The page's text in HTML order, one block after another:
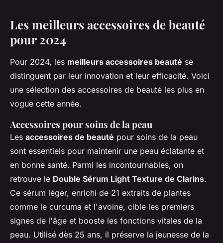
Les meilleurs accessoires de beauté
pour 2024
Pour 2024, les meilleurs accessoires beauté se
distinguent par leur innovation et leur efficacité. Voici
une sélection des accessoires de beauté les plus en
vogue cette année.
Accessoires pour soins de la peau
Les accessoires de beauté pour soins de la peau
sont essentiels pour maintenir une peau éclatante et
en bonne santé. Parmi les incontournables, on
retrouve le Double Sérum Light Texture de Clarins.
Ce sérum léger, enrichi de 21 extraits de plantes
comme le curcuma et l'avoine, cible les premiers
signes de l'âge et booste les fonctions vitales de la
peau. Utilisé dès 25 ans, il préserve la jeunesse de la